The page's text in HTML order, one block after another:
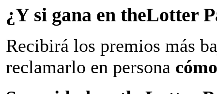
¿Y si gana en theLotter
Recibirá los premios más
reclamarlo en persona